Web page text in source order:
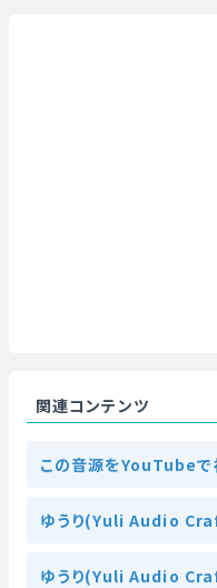
関連コンテンツ
この音源をYouTubeで
ゆうり(Yuli Audio
ゆうり(Yuli Audio